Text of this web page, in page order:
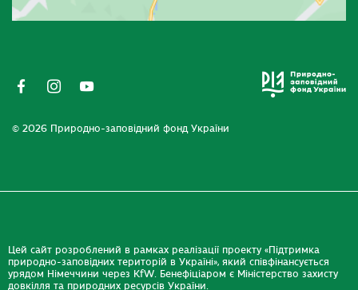
© 2026 Природно-заповідний фонд України
Цей сайт розроблений в рамках реалізації проекту «Підтримка
природно-заповідних територій в Україні», який співфінансується
урядом Німеччини через KfW. Бенефіціаром є Міністерство захисту
довкілля та природних ресурсів України.